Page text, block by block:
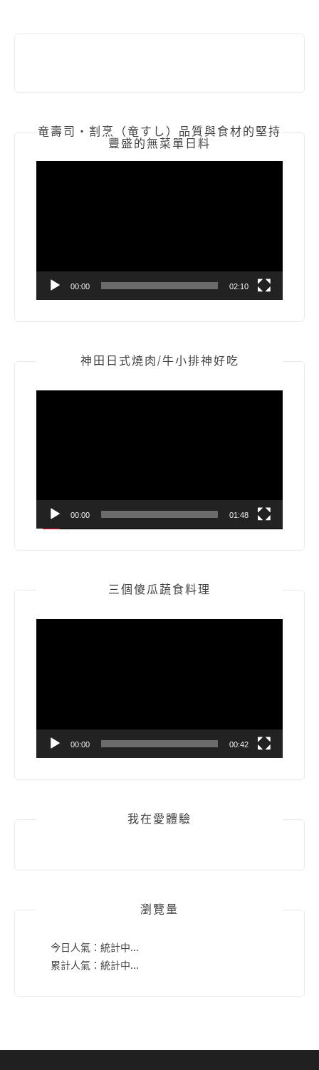
竜壽司‧割烹（竜すし）品質與食材的堅持
豐盛的無菜單日料
00:00 02:10
神田日式燒肉/牛小排神好吃
00:00 01:48
三個傻瓜蔬食料理
00:00 00:42
我在愛體驗
瀏覽量
今日人氣： 統計中...
累計人氣： 統計中...